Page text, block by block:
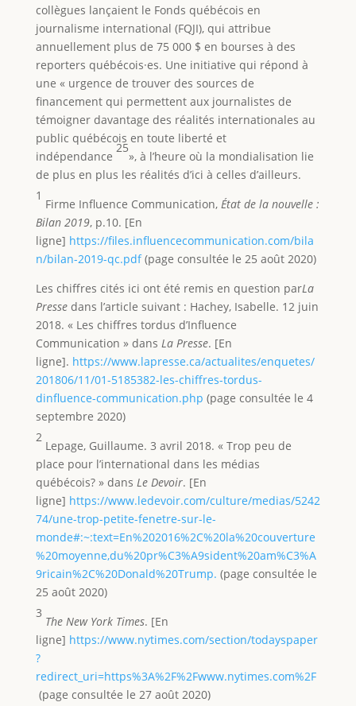
collègues lançaient le Fonds québécois en
journalisme international (FQJI), qui attribue
annuellement plus de 75 000 $ en bourses à des
reporters québécois·es. Une initiative qui répond à
une « urgence de trouver des sources de
financement qui permettent aux journalistes de
témoigner davantage des réalités internationales au
public québécois en toute liberté et
indépendance
25
», à l’heure où la mondialisation lie
de plus en plus les réalités d’ici à celles d’ailleurs.
1
Firme Influence Communication,État de la nouvelle :
Bilan 2019, p.10. [En
ligne] https://files.influencecommunication.com/bila
n/bilan-2019-qc.pdf(page consultée le 25 août 2020)
Les chiffres cités ici ont été remis en question parLa
Presse dans l’article suivant : Hachey, Isabelle. 12 juin
2018. « Les chiffres tordus d’Influence
Communication » dans La Presse. [En
ligne]. https://www.lapresse.ca/actualites/enquetes/
201806/11/01-5185382-les-chiffres-tordus-
dinfluence-communication.php (page consultée le 4
septembre 2020)
2
Lepage, Guillaume. 3 avril 2018. « Trop peu de
place pour l’international dans les médias
québécois? » dans Le Devoir. [En
ligne] https://www.ledevoir.com/culture/medias/5242
74/une-trop-petite-fenetre-sur-le-
monde#:~:text=En%202016%2C%20la%20couverture
%20moyenne,du%20pr%C3%A9sident%20am%C3%A
9ricain%2C%20Donald%20Trump. (page consultée le
25 août 2020)
3
The New York Times. [En
ligne] https://www.nytimes.com/section/todayspaper
?
redirect_uri=https%3A%2F%2Fwww.nytimes.com%2F
(page consultée le 27 août 2020)